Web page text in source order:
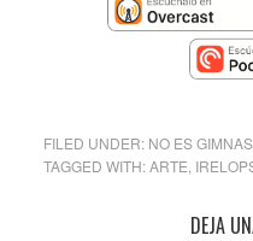
FILED UNDER: NO ES
TAGGED WITH:ARTE
DEJA